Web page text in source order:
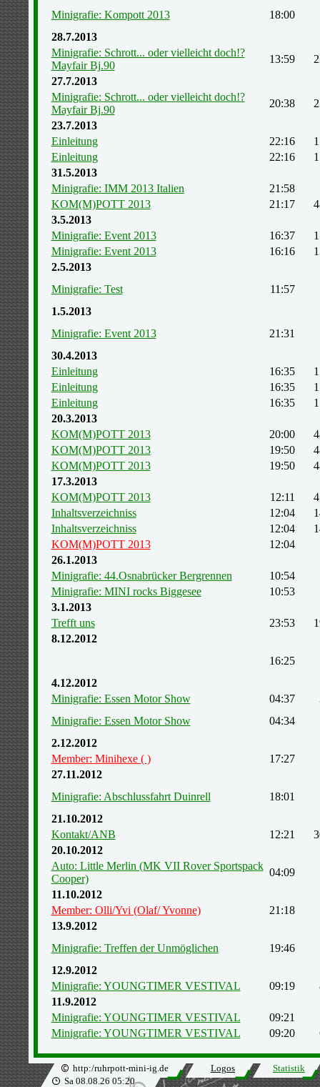
Minigrafie: Kompott 2013
18:00
28.7.2013
Minigrafie: Schrott... oder vielleicht doch!?
Mayfair Bj.90
13:59
27.7.2013
Minigrafie: Schrott... oder vielleicht doch!?
Mayfair Bj.90
20:38
23.7.2013
Einleitung
22:16
Einleitung
22:16
31.5.2013
Minigrafie: IMM 2013 Italien
21:58
KOM(M)POTT 2013
21:17
3.5.2013
Minigrafie: Event 2013
16:37
Minigrafie: Event 2013
16:16
2.5.2013
Minigrafie: Test
11:57
1.5.2013
Minigrafie: Event 2013
21:31
30.4.2013
Einleitung
16:35
Einleitung
16:35
Einleitung
16:35
20.3.2013
KOM(M)POTT 2013
20:00
KOM(M)POTT 2013
19:50
KOM(M)POTT 2013
19:50
17.3.2013
KOM(M)POTT 2013
12:11
Inhaltsverzeichniss
12:04
Inhaltsverzeichniss
12:04
KOM(M)POTT 2013
12:04
26.1.2013
Minigrafie: 44.Osnabrücker Bergrennen
10:54
Minigrafie: MINI rocks Biggesee
10:53
3.1.2013
Trefft uns
23:53
8.12.2012
16:25
4.12.2012
Minigrafie: Essen Motor Show
04:37
Minigrafie: Essen Motor Show
04:34
2.12.2012
Member: Minihexe ( )
17:27
27.11.2012
Minigrafie: Abschlussfahrt Duinrell
18:01
21.10.2012
Kontakt/ANB
12:21
20.10.2012
Auto: Little Merlin (MK VII Rover Sportspack
Cooper)
04:09
11.10.2012
Member: Olli/Yvi (Olaf/ Yvonne)
21:18
13.9.2012
Minigrafie: Treffen der Unmöglichen
19:46
12.9.2012
Minigrafie: YOUNGTIMER VESTIVAL
09:19
11.9.2012
Minigrafie: YOUNGTIMER VESTIVAL
09:21
Minigrafie: YOUNGTIMER VESTIVAL
09:20
http:/ruhrpott-mini-ig.de Logos
Statistik
Sa 08.08.26 05:20